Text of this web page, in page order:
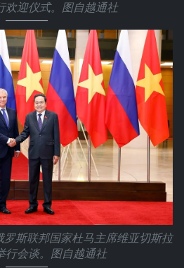
欢迎仪式。图自越通社
斯联邦国家杜马主席维亚切斯拉
行会谈。图自越通社